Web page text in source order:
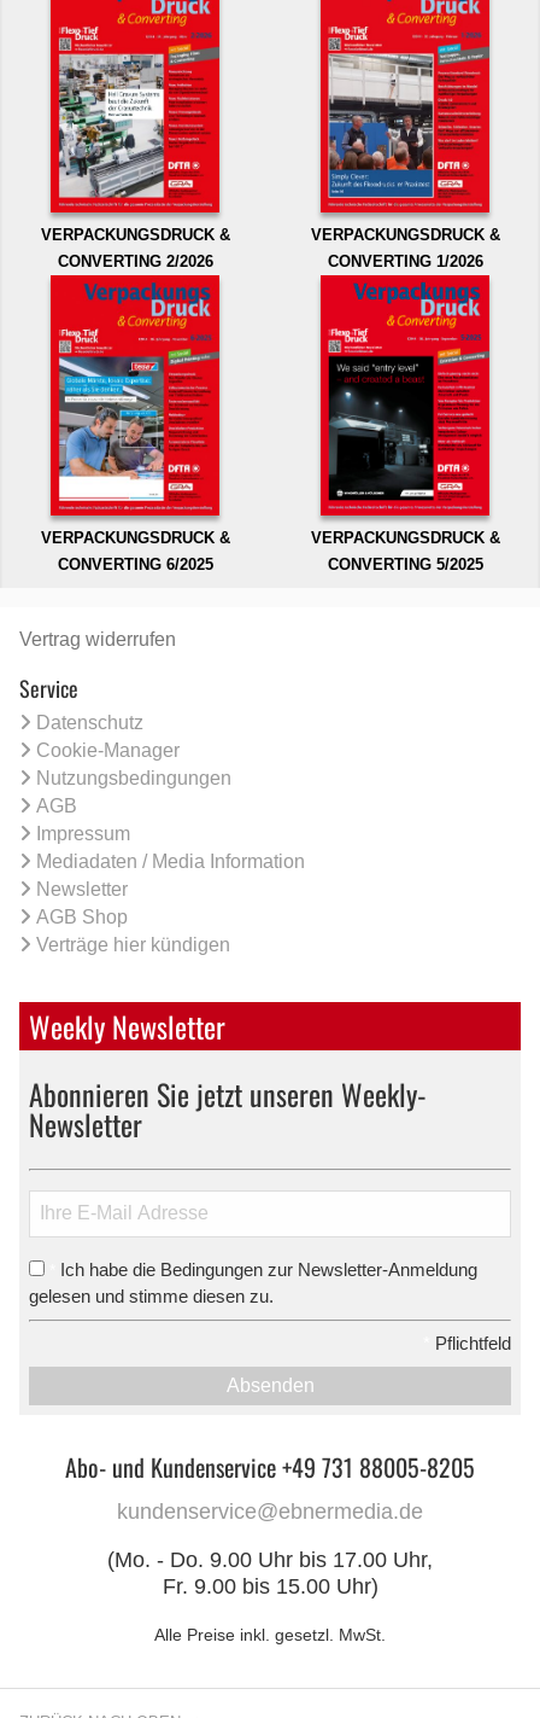
VERPACKUNGSDRUCK &
CONVERTING 2/2026
VERPACKUNGSDRUCK &
CONVERTING 1/2026
VERPACKUNGSDRUCK &
CONVERTING 6/2025
VERPACKUNGSDRUCK &
CONVERTING 5/2025
Vertrag widerrufen
Service
Datenschutz
Cookie-Manager
Nutzungsbedingungen
AGB
Impressum
Mediadaten / Media Information
Newsletter
AGB Shop
Verträge hier kündigen
Weekly Newsletter
Abonnieren Sie jetzt unseren Weekly-
Newsletter
Ich habe die Bedingungen zur Newsletter-Anmeldung
gelesen und stimme diesen zu.
Pflichtfeld
Absenden
Abo- und Kundenservice +49 731 88005-8205
kundenservice@ebnermedia.de
(Mo. - Do. 9.00 Uhr bis 17.00 Uhr,
Fr. 9.00 bis 15.00 Uhr)
Alle Preise inkl. gesetzl. MwSt.